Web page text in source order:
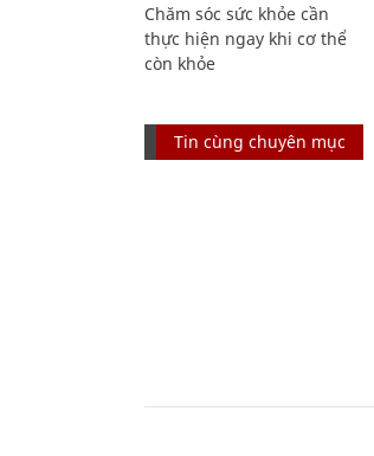
Chăm sóc sức khỏe cần
thực hiện ngay khi cơ thể
còn khỏe
Tin cùng chuyên mục